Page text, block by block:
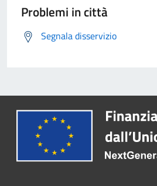
Problemi in città
Segnala disservizio